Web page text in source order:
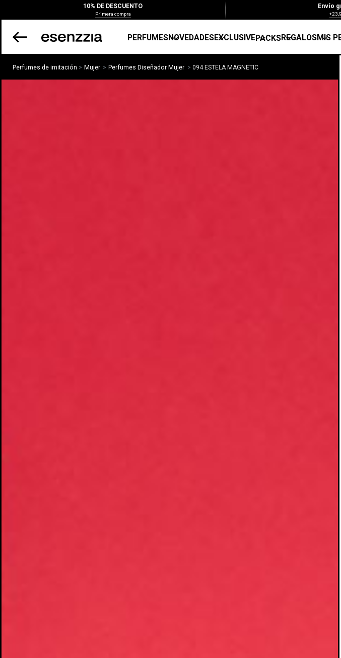
10% DE DESCUENTO
Primera compra
Envío
PERFUMESNOVEDADESEXCLUSIVEPACKSREGALOSMIS
Perfumes de imitación Mujer Perfumes Diseñador Mujer 094 ESTELA MAGNETIC